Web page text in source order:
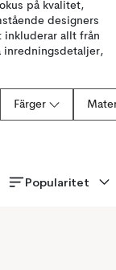
på kvalitet,
designers
inkluderar allt från
inredningsdetaljer,
Färger
Popularitet